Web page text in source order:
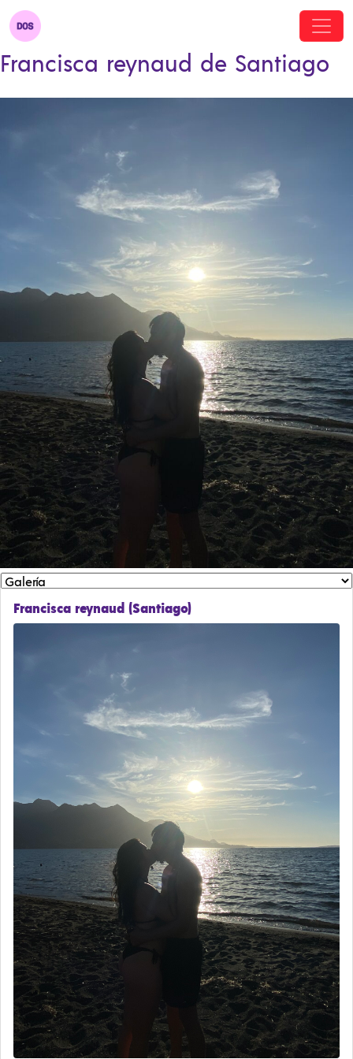
Francisca reynaud de Santiago
Francisca reynaud (Santiago)